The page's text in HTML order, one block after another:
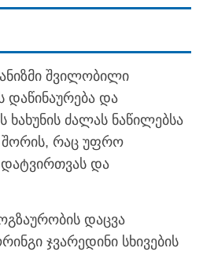
შვილობილი
დაწინაურება და
ხახუნის ძალას ნაწილებსა
შორის, რაც უფრო
და
დაცვა
ჯვარედინი სხივების